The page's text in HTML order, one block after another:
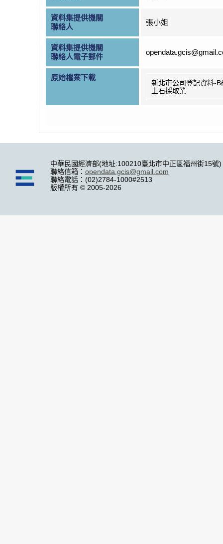
資料集提供機關
聯絡人
張小姐
資料集提供機關
聯絡人電子郵件
原始檔案下載
新北市公司登記資料-B
土石採取業
中華民國經濟部(地址:100210臺北市中正區福州街15號)
聯絡信箱： opendata.gcis@gmail.com
聯絡電話：(02)2784-1000#2513
版權所有 © 2005-2026